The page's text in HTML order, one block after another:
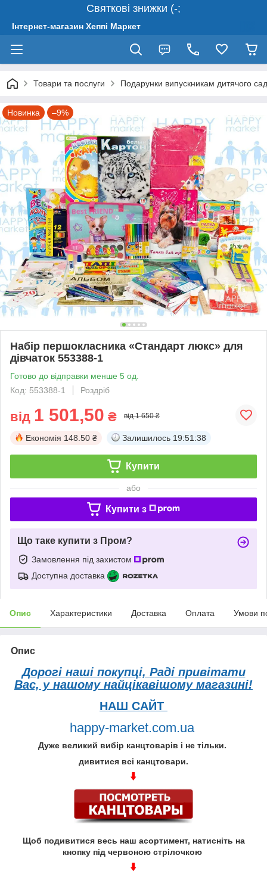
Святкові знижки (-;
Інтернет-магазин Хеппі Маркет
Товари та послуги Подарунки випускникам дитячого
Новинка –9%
Набір першокласника «Стандарт люкс» для
дівчаток 553388-1
Готово до відправки менше 5 од.
Код: 553388-1
Роздріб
від 1 501,50 ₴ від 1 650 ₴
Економія 148.50 ₴ Залишилось 19:51:37
Купити
або
Купити з
Що таке купити з Пром?
Замовлення під захистом
Доступна доставка
Опис Характеристики Доставка Оплата Умови
Опис
Дорогі наші покупці, Раді привітати
Вас, у нашому найцікавішому магазині!
НАШ САЙТ
happy-market.com.ua
Дуже великий вибір канцтоварів і не тільки.
дивитися всі канцтовари.
Щоб подивитися весь наш асортимент, натисніть на
кнопку під червоною стрілочкою